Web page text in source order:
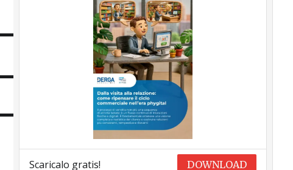
Scaricalo gratis! DOWNLOAD